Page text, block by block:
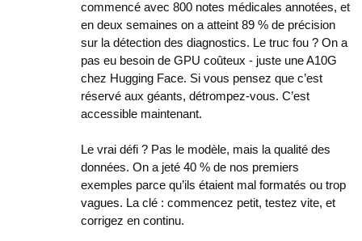
commencé avec 800 notes médicales annotées, et
en deux semaines on a atteint 89 % de précision
sur la détection des diagnostics. Le truc fou ? On a
pas eu besoin de GPU coûteux - juste une A10G
chez Hugging Face. Si vous pensez que c’est
réservé aux géants, détrompez-vous. C’est
accessible maintenant.
Le vrai défi ? Pas le modèle, mais la qualité des
données. On a jeté 40 % de nos premiers
exemples parce qu’ils étaient mal formatés ou trop
vagues. La clé : commencez petit, testez vite, et
corrigez en continu.